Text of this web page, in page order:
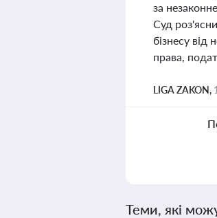
за
Суд
бізнесу
права,
LIGA ZAKON,
Теми, які